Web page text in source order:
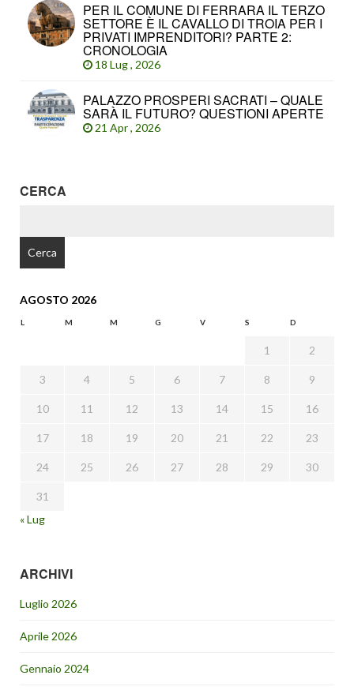
PER IL COMUNE DI FERRARA IL TERZO
SETTORE È IL CAVALLO DI TROIA PER I
PRIVATI IMPRENDITORI? PARTE 2:
CRONOLOGIA
18 Lug , 2026
PALAZZO PROSPERI SACRATI – QUALE
SARÀ IL FUTURO? QUESTIONI APERTE
21 Apr , 2026
CERCA
AGOSTO 2026
L M M G V S D
1 2
3 4 5 6 7 8 9
10 11 12 13 14 15 16
17 18 19 20 21 22 23
24 25 26 27 28 29 30
31
« Lug
ARCHIVI
Luglio 2026
Aprile 2026
Gennaio 2024